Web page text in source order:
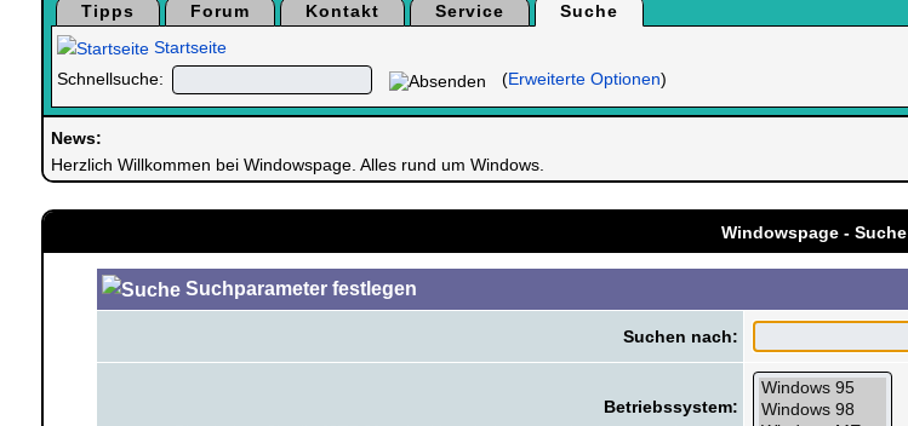
Tipps Forum Kontakt Service
Suche
Startseite
Schnellsuche:
(Erweiterte Optionen)
News:
Herzlich Willkommen bei Windowspage. Alles rund um Windows.
Windowspage - Suche
Suchparameter festlegen
Suchen nach:
Betriebssystem: